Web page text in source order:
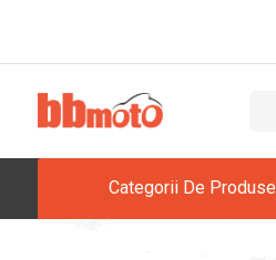
Categorii De Produse